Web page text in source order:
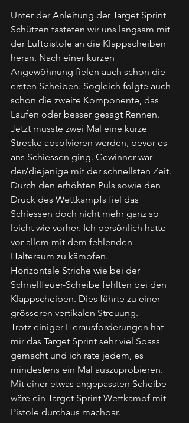
Unter der Anleitung der Target Sprint
Schützen tasteten wir uns langsam mit
der Luftpistole an die Klappscheiben
heran. Nach einer kurzen
Angewöhnung fielen auch schon die
ersten Scheiben. Sogleich folgte auch
schon die zweite Komponente, das
Laufen oder besser gesagt Rennen.
Jetzt musste zwei Mal eine kurze
Strecke absolvieren werden, bevor es
ans Schiessen ging. Gewinner war
der/diejenige mit der schnellsten Zeit.
Durch den erhöhten Puls sowie den
Druck des Wettkampfs fiel das
Schiessen doch nicht mehr ganz so
leicht wie vorher. Ich persönlich hatte
vor allem mit dem fehlenden
Halteraum zu kämpfen.
Horizontale Striche wie bei der
Schnellfeuer-Scheibe fehlten bei den
Klappscheiben. Dies führte zu einer
grösseren vertikalen Streuung.
Trotz einiger Herausforderungen hat
mir das Target Sprint sehr viel Spass
gemacht und ich rate jedem, es
mindestens ein Mal auszuprobieren.
Mit einer etwas angepassten Scheibe
wäre ein Target Sprint Wettkampf mit
Pistole durchaus machbar.